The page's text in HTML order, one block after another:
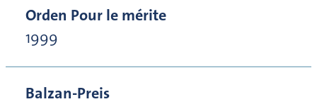
Orden Pour le mérite
1999
Balzan-Preis